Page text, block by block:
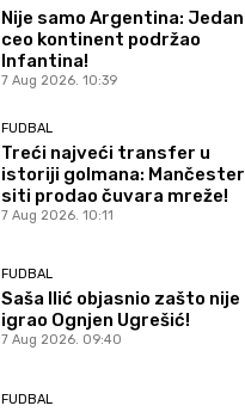
Nije samo Argentina: Jedan
ceo kontinent podržao
Infantina!
7 Aug 2026. 10:39
FUDBAL
Treći najveći transfer u
istoriji golmana: Mančester
siti prodao čuvara mreže!
7 Aug 2026. 10:11
FUDBAL
Saša Ilić objasnio zašto nije
igrao Ognjen Ugrešić!
7 Aug 2026. 09:40
FUDBAL